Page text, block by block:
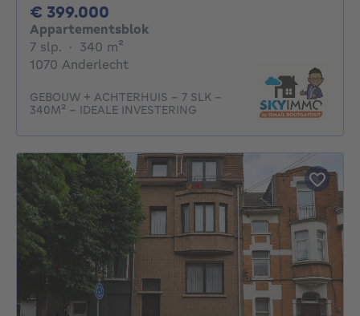
€ 399.000
Appartementsblok
7 slp. 7 slaapkamers
· 340 m²
1070 Anderlecht
GEBOUW + ACHTERHUIS - 7 SLK -
340M² - IDEALE INVESTERING